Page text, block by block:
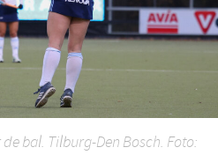
bal. Tilburg-Den Bosch. Foto: